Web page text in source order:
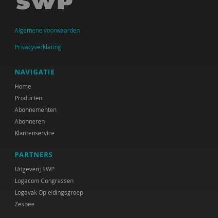
Jolanda Douma
Roelof Hortulanus
Mariëtte van den Hoven
Bea Jongsma
Yildiz Karadag
Ruudje Kea
Algemene voorwaarden
Privacyverklaring
NAVIGATIE
Home
Producten
Abonnementen
Abonneren
Klantenservice
PARTNERS
Uitgeverij SWP
Logacom Congressen
Logavak Opleidingsgroep
Zesbee